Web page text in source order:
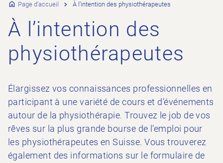
Page d’accueil À l’intention des physiothérapeutes
À l’intention des
physiothérapeutes
Élargissez vos connaissances professionnelles en
participant à une variété de cours et d’événements
autour de la physiothérapie. Trouvez le job de vos
rêves sur la plus grande bourse de l’emploi pour
les physiothérapeutes en Suisse. Vous trouverez
également des informations sur le formulaire de